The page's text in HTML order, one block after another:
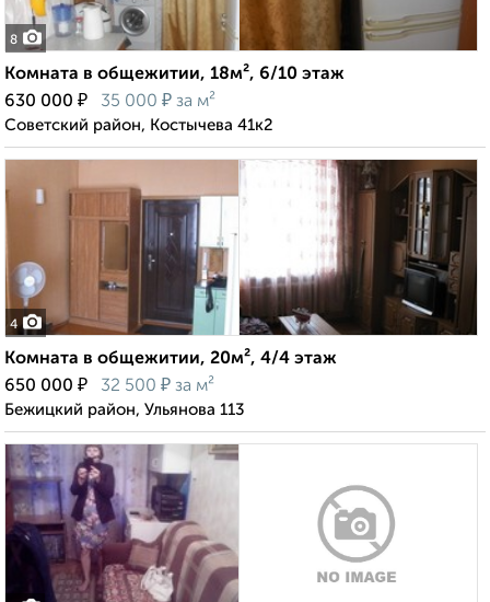
8
Комната в общежитии, 18м², 6/10 этаж
630 000 ₽ 35 000 ₽ за м²
Советский район, Костычева 41к2
4
Комната в общежитии, 20м², 4/4 этаж
650 000 ₽ 32 500 ₽ за м²
Бежицкий район, Ульянова 113